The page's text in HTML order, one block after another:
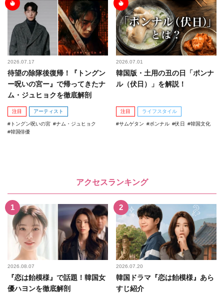
2026.07.17
待望の除隊後復帰！『トングン
ー呪いの宮ー』で帰ってきたナ
ム・ジュヒョクを徹底解剖
注目 アーティスト
トングン呪いの宮
ナム・ジュヒョク
韓国俳優
2026.07.01
韓国版・土用の丑の日「ポンナ
ル（伏日）」を解説！
注目 ライフスタイル
サムゲタン ポンナル 伏日 韓国文化
アクセスランキング
2026.08.07
『恋は飴模様』で話題！韓国女
優ハヨンを徹底解剖
2026.07.20
韓国ドラマ『恋は飴模様』あら
すじ紹介